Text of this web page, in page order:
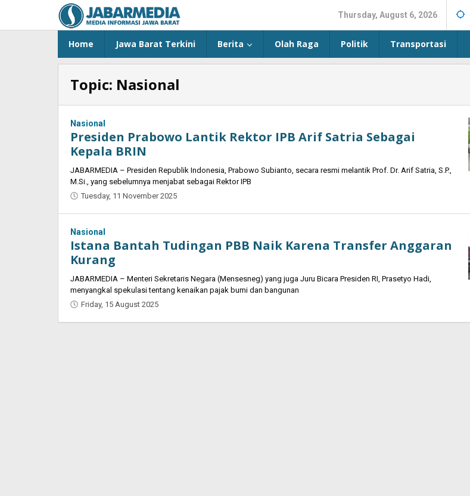
content
Thursday, August 6, 2026
Home Jawa Barat Terkini Berita Olah Raga Politik Transportasi
Topic: Nasional
Nasional
Presiden Prabowo Lantik Rektor IPB Arif Satria Sebagai
Kepala BRIN
JABARMEDIA – Presiden Republik Indonesia, Prabowo Subianto, secara resmi melantik Prof. Dr. Arif Satria, S.P.,
M.Si., yang sebelumnya menjabat sebagai Rektor IPB
Tuesday, 11 November 2025
Nasional
Istana Bantah Tudingan PBB Naik Karena Transfer Anggaran
Kurang
JABARMEDIA – Menteri Sekretaris Negara (Mensesneg) yang juga Juru Bicara Presiden RI, Prasetyo Hadi,
menyangkal spekulasi tentang kenaikan pajak bumi dan bangunan
Friday, 15 August 2025